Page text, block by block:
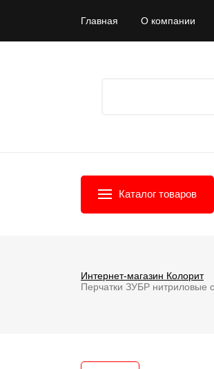
Главная О компании
Каталог товаров
Интернет-магазин Колорит
Перчатки ЗУБР нитриловые